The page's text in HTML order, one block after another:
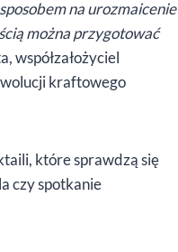
na urozmaicenie
można przygotować
współzałożyciel
kraftowego
które sprawdzą się
czy spotkanie